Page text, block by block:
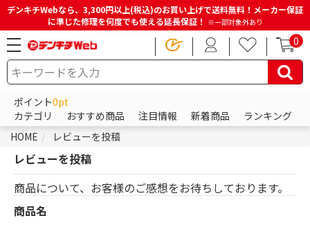
デンキチWebなら、3,300円以上(税込)のお買い上げで送料無料！メーカー保証
に準じた修理を何度でも使える延長保証！ ※一部対象外あり
0
ポイント0pt
カテゴリ
おすすめ商品 注目情報 新着商品
ランキング
HOME
レビューを投稿
レビューを投稿
商品について、お客様のご感想をお待ちしております。
商品名